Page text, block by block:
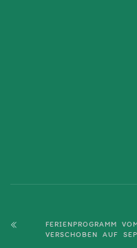
FERIENPROGRAMM
VERSCHOBEN AUF